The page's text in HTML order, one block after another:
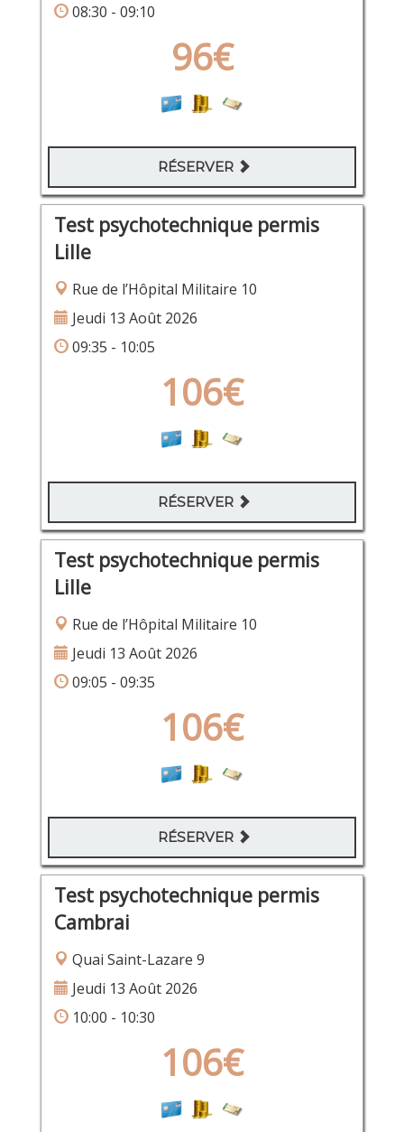
08:30 - 09:10
96€
RÉSERVER
Test psychotechnique permis
Lille
Rue de l’Hôpital Militaire 10
Jeudi 13 Août 2026
09:35 - 10:05
106€
RÉSERVER
Test psychotechnique permis
Lille
Rue de l’Hôpital Militaire 10
Jeudi 13 Août 2026
09:05 - 09:35
106€
RÉSERVER
Test psychotechnique permis
Cambrai
Quai Saint-Lazare 9
Jeudi 13 Août 2026
10:00 - 10:30
106€